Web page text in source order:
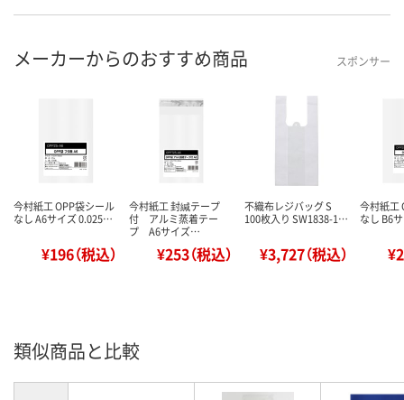
メーカーからのおすすめ商品 スポンサー
今村紙工 OPP袋シール
なし A6サイズ 0.025…
¥196（税込）
今村紙工 封緘テープ
付 アルミ蒸着テー
プ A6サイズ…
¥253（税込）
不織布レジバッグ S
100枚入り SW1838-1…
¥3,727（税込）
今村紙工
なし B6
類似商品と比較